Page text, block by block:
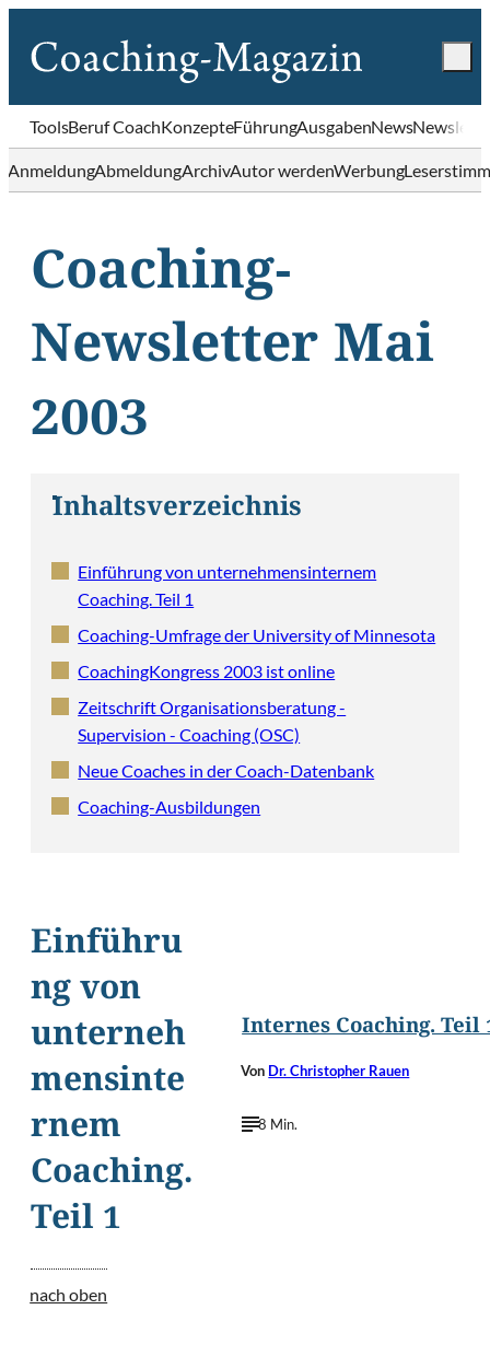
ToolsBeruf CoachKonzepteFührungAusgabenNews
AnmeldungAbmeldungArchivAutor werdenWerbung
Coaching-
Newsletter Mai
2003
Inhaltsverzeichnis
Einführung von unternehmensinternem
Coaching. Teil 1
Coaching-Umfrage der University of Minnesota
CoachingKongress 2003 ist online
Zeitschrift Organisationsberatung -
Supervision - Coaching (OSC)
Neue Coaches in der Coach-Datenbank
Coaching-Ausbildungen
Einführu
ng von
unterneh
mensinte
rnem
Coaching.
Teil 1
Internes Coaching. Teil
Von Dr. Christopher Rauen
8 Min.
nach oben